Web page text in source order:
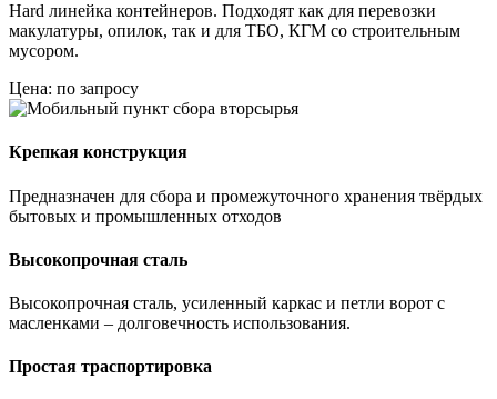
Hard линейка контейнеров. Подходят как для перевозки
макулатуры, опилок, так и для ТБО, КГМ со строительным
мусором.
Цена: по запросу
Крепкая конструкция
Предназначен для сбора и промежуточного хранения твёрдых
бытовых и промышленных отходов
Высокопрочная сталь
Высокопрочная сталь, усиленный каркас и петли ворот с
масленками – долговечность использования.
Простая траспортировка